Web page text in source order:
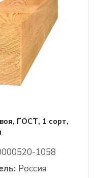
ГОСТ, 1 сорт,
1058
Россия